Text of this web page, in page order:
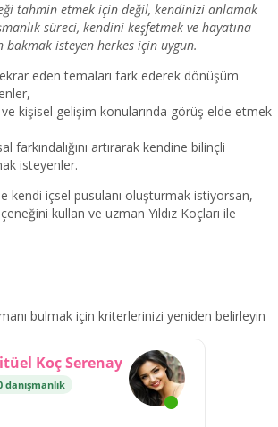
tahmin etmek için değil, kendinizi anlamak
süreci, kendini keşfetmek ve hayatına
isteyen herkes için uygun.
eden temaları fark ederek dönüşüm
kişisel gelişim konularında görüş elde etmek
farkındalığını artırarak kendine bilinçli
isteyenler.
kendi içsel pusulanı oluşturmak istiyorsan,
kullan ve uzman Yıldız Koçları ile
bulmak için kriterlerinizi yeniden belirleyin
Koç Serenay
danışmanlık